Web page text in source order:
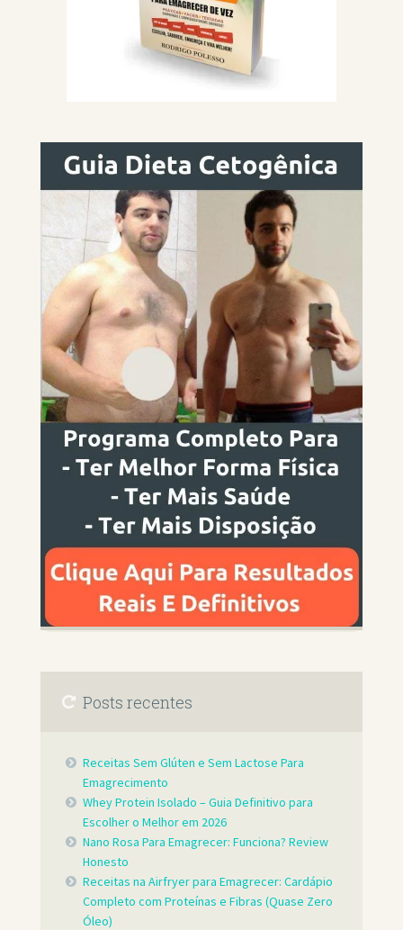
Posts recentes
Receitas Sem Glúten e Sem Lactose Para
Emagrecimento
Whey Protein Isolado – Guia Definitivo para
Escolher o Melhor em 2026
Nano Rosa Para Emagrecer: Funciona? Review
Honesto
Receitas na Airfryer para Emagrecer: Cardápio
Completo com Proteínas e Fibras (Quase Zero
Óleo)